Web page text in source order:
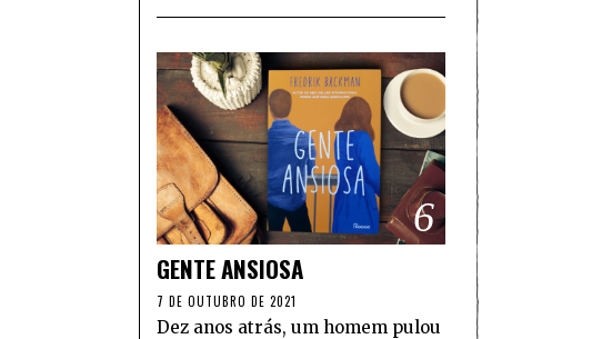
6
GENTE ANSIOSA
7 DE OUTUBRO DE 2021
Dez anos atrás, um homem pulou